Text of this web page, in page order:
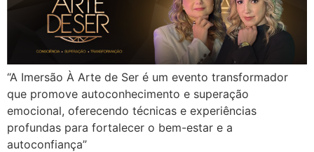
“A Imersão À Arte de Ser é um evento transformador
que promove autoconhecimento e superação
emocional, oferecendo técnicas e experiências
profundas para fortalecer o bem-estar e a
autoconfiança”